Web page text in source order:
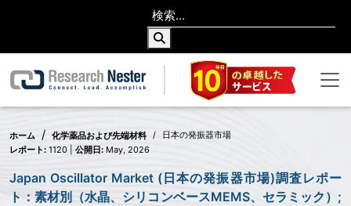
ホーム 化学薬品および先端材料
日本の発振器市場
レポート: 1120 | 公開日: May, 2026
Japan Oscillator Market (日本の発振器市場)調査レポー
ト：素材別（水晶、シリコンベースMEMS、セラミック）;